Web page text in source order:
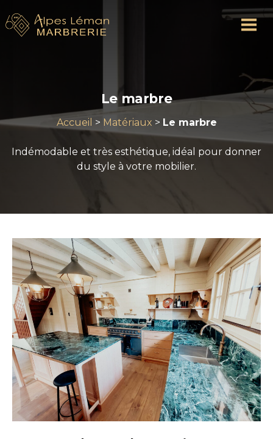
Le marbre
Accueil > Matériaux > Le marbre
Indémodable et très esthétique, idéal pour donner
du style à votre mobilier.